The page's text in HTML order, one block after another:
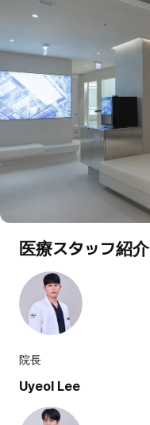
医療スタッフ紹介
院長
Uyeol Lee